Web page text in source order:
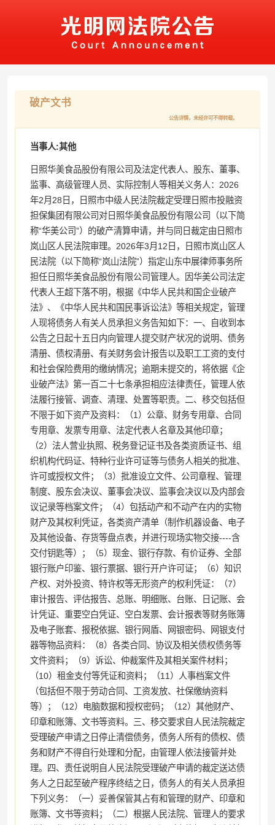
破产文书
公告详情，未经许可不得转载。
当事人:其他
日照华美食品股份有限公司及法定代表人、股东、董事、
监事、高级管理人员、实际控制人等相关义务人：2026
年2月28日，日照市中级人民法院裁定受理日照市投融资
担保集团有限公司对日照华美食品股份有限公司（以下简
称“华美公司”）的破产清算申请，并与同日裁定由日照市
岚山区人民法院审理。2026年3月12日，日照市岚山区人
民法院（以下简称“岚山法院”）指定山东中展律师事务所
担任日照华美食品股份有限公司管理人。因华美公司法定
代表人王超下落不明，根据《中华人民共和国企业破产
法》、《中华人民共和国民事诉讼法》等相关规定，管理
人现将债务人有关人员承担义务告知如下：一、自收到本
公告之日起十五日内向管理人提交财产状况的说明、债务
清册、债权清册、有关财务会计报告以及职工工资的支付
和社会保险费用的缴纳情况；逾期未提交的，将依据《企
业破产法》第一百二十七条承担相应法律责任，管理人依
法履行接管、调查、清理、处置等职责。二、移交包括但
不限于如下资产及资料：（1）公章、财务专用章、合同
专用章、发票专用章、法定代表人名章及其他印章；
（2）法人营业执照、税务登记证书及各类资质证书、组
织机构代码证、特种行业许可证等与债务人相关的批准、
许可或授权文件；（3）批准设立文件、公司章程、管理
制度、股东会决议、董事会决议、监事会决议以及内部会
议记录等档案文件；（4）包括动产和不动产在内的实物
财产及其权利凭证，各类资产清单（制作机器设备、电子
及其他设备、存货等盘点表，并进行现场实物交接----含
交付钥匙等）；（5）现金、银行存款、有价证券、全部
银行账户印鉴、银行票据、银行开户许可证；（6）知识
产权、对外投资、特许权等无形资产的权利凭证：（7）
审计报告、评估报告、总账、明细账、台账、日记账、会
计凭证、重要空白凭证、空白发票、会计报表等财务账簿
及电子账套、报税依据、银行网盾、网银密码、网银支付
器等物品资料：（8）各类合同、协议及相关债权债务等
文件资料；（9）诉讼、仲裁案件及其相关案件材料；
（10）租金支付等凭证和资料；（11）人事档案文件
（包括但不限于劳动合同、工资发放、社保缴纳资料
等）；（12）电脑数据和授权密码；（12）其他财产、
印章和账簿、文书等资料。三、移交要求自人民法院裁定
受理破产申请之日停止清偿债务，债务人所有的债权、债
务和财产不得自行处理和分配，由管理人依法接管并处
理。四、责任说明自人民法院受理破产申请的裁定送达债
务人之日起至破产程序终结之日，债务人的有关人员承担
下列义务：（一）妥善保管其占有和管理的财产、印章和
账簿、文书等资料；（二）根据人民法院、管理人的要求